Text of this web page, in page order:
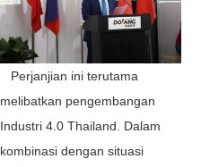
Perjanjian ini terutama
melibatkan pengembangan
Industri 4.0 Thailand. Dalam
kombinasi dengan situasi